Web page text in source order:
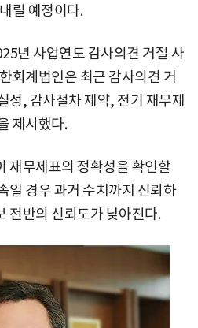
릴 예정이다.
년 사업연도 감사의견 거절 사
회계법인은 최근 감사의견 거
성, 감사절차 제약, 전기 재무제
제시했다.
재무제표의 정확성을 확인할
일 경우 과거 수치까지 신뢰하
전반의 신뢰도가 낮아진다.